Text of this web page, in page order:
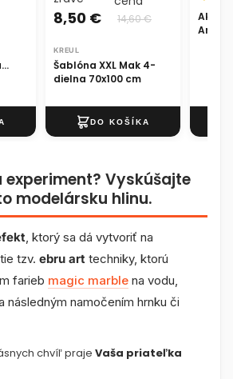
Šablóna XXL Mak 4-
dielna 70x100 cm
8,50 € 14,60 €
KREUL
experiment? Vyskúšajte
modelársku hlinu.
, ktorý sa dá vytvoriť na
tzv. ebru art techniky, ktorú
farieb magic marble na vodu,
následným namočením hrnku či
chvíľ praje Vaša priateľka